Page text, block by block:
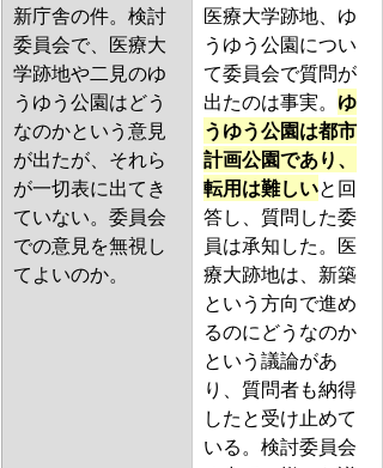
新庁舎の件。検討
委員会で、医療大
学跡地や二見のゆ
うゆう公園はどう
なのかという意見
が出たが、それら
が一切表に出てき
ていない。委員会
での意見を無視し
てよいのか。
医療大学跡地、ゆ
うゆう公園につい
て委員会で質問が
出たのは事実。 ゆ
うゆう公園は都市
計画公園であり、
転用は難しいと回
答し、質問した委
員は承知した。医
療大跡地は、新築
という方向で進め
るのにどうなのか
という議論があ
り、質問者も納得
したと受け止めて
いる。検討委員会